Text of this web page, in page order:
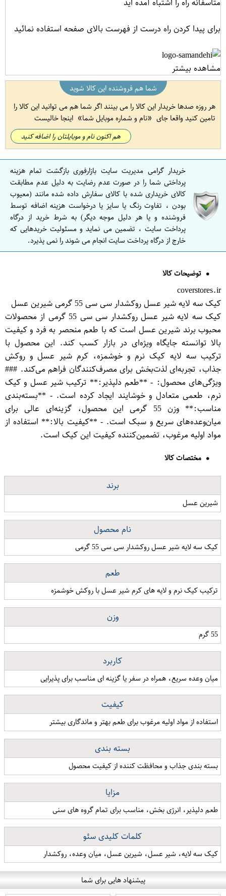
برای پیدا کردن راه درست از فهرست بالای صفحه استفاده نمائید
مشاهده بیشتر
شما هم فروشنده این کالا شوید
هر روزه صدها خریدار این کالا را می بینند اگر شما هم می توانید این کالا را
تامین کنید واقعا جای
نام و شماره موبایل شما اینجا خالیست
هم اکنون نام و موبایلتان را اضافه کنید
خریدار گرامی مدیریت سایت بازارفوری بازگشت تمام هزینه
پرداختی شما را در صورت عدم رضایت به دلیل عدم مطابقت
کالای خریداری شده با کالای سفارش داده شده مانند (معیوب
بودن ، تفاوت رنگ یا سایز یا درخواست هزینه اضافه توسط
فروشنده و یا هر دلیل موجه دیگر) به شرط خرید از درگاه
پرداخت سایت ، تضمین می نماید و مسئولیت خریدهایی که
خارج از درگاه پرداخت سایت انجام می شوند را نمی پذیرد.
توضیحات کالا
coverstores.ir
کیک سه لایه شیر عسل روکشدار سی سی 55 گرمی شیرین عسل
کیک سه لایه شیر عسل روکشدار سی سی 55 گرمی از محصولات
محبوب برند شیرین عسل است که با طعم منحصر به فرد و کیفیت
بالا توانسته جایگاه ویژه‌ای در بازار کسب کند. این محصول با
ترکیب سه لایه کیک نرم و خوشمزه، کرم شیر عسل و روکش
جذاب، تجربه‌ای لذت‌بخش برای مصرف‌کنندگان فراهم می‌کند. ###
ویژگی‌های محصول: - **طعم دلپذیر:** ترکیب شیر عسل و کیک
نرم، طعمی متعادل و خوشایند ایجاد کرده است. - **بسته‌بندی
مناسب:** وزن 55 گرمی این محصول، گزینه‌ای عالی برای
میان‌وعده‌های سریع و سبک است. - **کیفیت بالا:** استفاده از
مواد اولیه مرغوب، تضمین‌کننده کیفیت این کیک است.
مختصات کالا
برند
شیرین عسل
نام محصول
کیک سه لایه شیر عسل روکشدار سی سی 55 گرمی
طعم
ترکیب کیک نرم و لایه های کرم شیر عسل با روکش خوشمزه
وزن
55 گرم
کاربرد
میان وعده سریع، همراه در سفر یا گزینه ای مناسب برای پذیرایی
کیفیت
استفاده از مواد اولیه مرغوب برای طعم بهتر و ماندگاری بیشتر
بسته بندی
بسته بندی جذاب و محافظت کننده از کیفیت محصول
مزایا
طعم دلپذیر، انرژی بخش، مناسب برای تمام گروه های سنی
کلمات کلیدی سئو
کیک سه لایه، شیر عسل، شیرین عسل، میان وعده، روکشدار
پیشنهاد هایی برای شما